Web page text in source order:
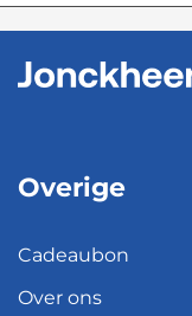
Overige
Cadeaubon
Over ons